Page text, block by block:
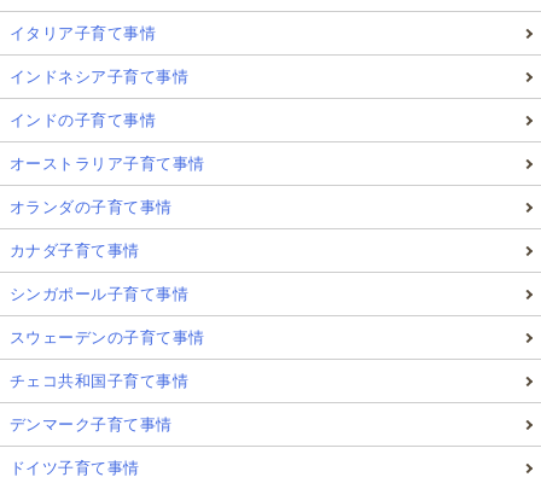
イタリア子育て事情
インドネシア子育て事情
インドの子育て事情
オーストラリア子育て事情
オランダの子育て事情
カナダ子育て事情
シンガポール子育て事情
スウェーデンの子育て事情
チェコ共和国子育て事情
デンマーク子育て事情
ドイツ子育て事情